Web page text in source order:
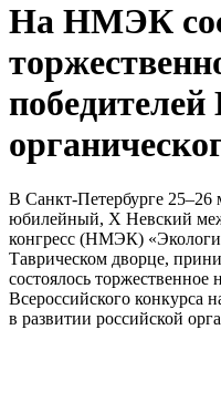
На НМЭК
В Санкт-Петербурге 25–26
юбилейный, X Невский
конгресс (НМЭК)
Таврическом дворце,
состоялось торжественное
Всероссийского конкурса
в развитии российской